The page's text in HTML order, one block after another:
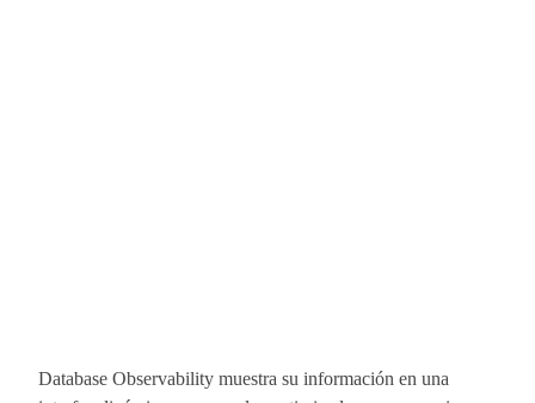
Database Observability muestra su información en una